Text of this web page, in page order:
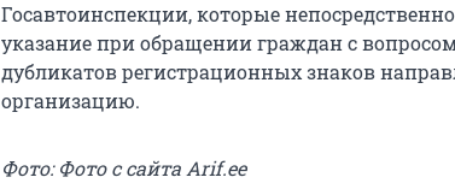
Госавтоинспекции, которые
указание при обращении граждан с
дубликатов регистрационных знаков
организацию.
Фото: Фото с сайта Arif.ee